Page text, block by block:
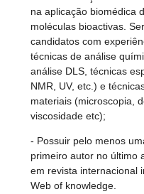
na aplicação biomédica
moléculas bioactivas.
candidatos com
técnicas de análise
análise DLS, técnicas
NMR, UV, etc.) e
materiais (microscopia,
viscosidade etc);
- Possuir pelo menos
primeiro autor no último
em revista internacional
Web of knowledge.